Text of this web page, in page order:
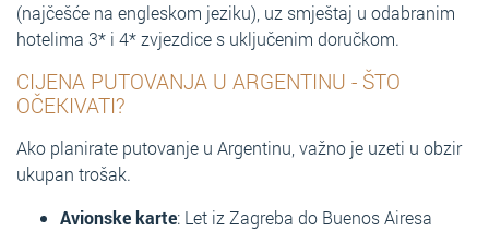
(najčešće na engleskom jeziku), uz smještaj u odabranim
hotelima 3* i 4* zvjezdice s uključenim doručkom.
CIJENA PUTOVANJA U ARGENTINU - ŠTO
OČEKIVATI?
Ako planirate putovanje u Argentinu, važno je uzeti u obzir
ukupan trošak.
Avionske karte: Let iz Zagreba do Buenos Airesa